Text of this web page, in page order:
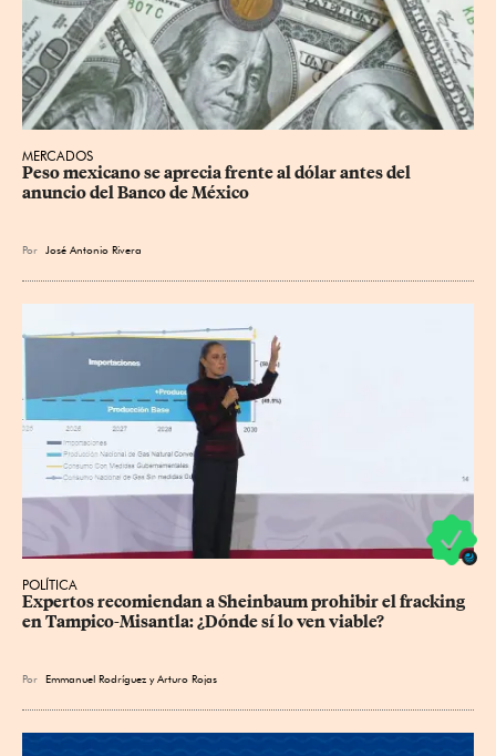
MERCADOS
Peso mexicano se aprecia frente al dólar antes del
anuncio del Banco de México
Por José Antonio Rivera
POLÍTICA
Expertos recomiendan a Sheinbaum prohibir el fracking
en Tampico-Misantla: ¿Dónde sí lo ven viable?
Por Emmanuel Rodríguez yArturo Rojas